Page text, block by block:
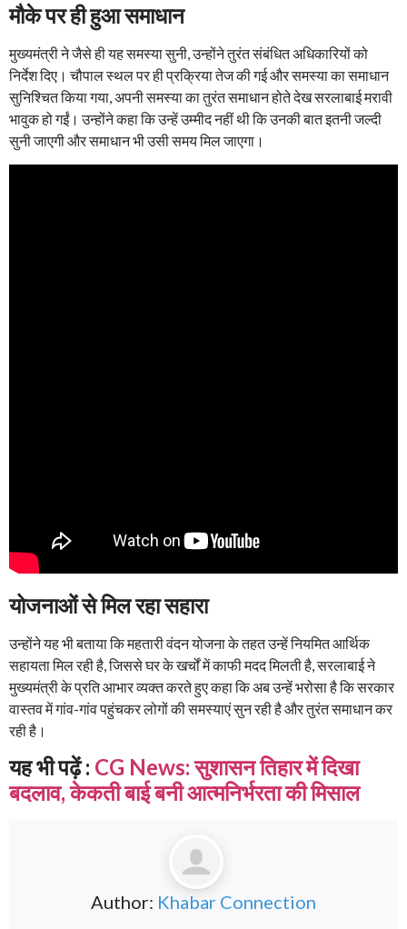
मौके पर ही हुआ समाधान
मुख्यमंत्री ने जैसे ही यह समस्या सुनी, उन्होंने तुरंत संबंधित अधिकारियों को
निर्देश दिए। चौपाल स्थल पर ही प्रक्रिया तेज की गई और समस्या का समाधान
सुनिश्चित किया गया, अपनी समस्या का तुरंत समाधान होते देख सरलाबाई मरावी
भावुक हो गईं। उन्होंने कहा कि उन्हें उम्मीद नहीं थी कि उनकी बात इतनी जल्दी
सुनी जाएगी और समाधान भी उसी समय मिल जाएगा।
योजनाओं से मिल रहा सहारा
उन्होंने यह भी बताया कि महतारी वंदन योजना के तहत उन्हें नियमित आर्थिक
सहायता मिल रही है, जिससे घर के खर्चों में काफी मदद मिलती है, सरलाबाई ने
मुख्यमंत्री के प्रति आभार व्यक्त करते हुए कहा कि अब उन्हें भरोसा है कि सरकार
वास्तव में गांव-गांव पहुंचकर लोगों की समस्याएं सुन रही है और तुरंत समाधान कर
रही है।
यह भी पढ़ें : CG News: सुशासन तिहार में दिखा
बदलाव, केकती बाई बनी आत्मनिर्भरता की मिसाल
Author: Khabar Connection